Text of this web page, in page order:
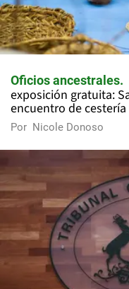
Oficios ancestrales
exposición gratuita:
encuentro de cestería
Por Nicole Donoso